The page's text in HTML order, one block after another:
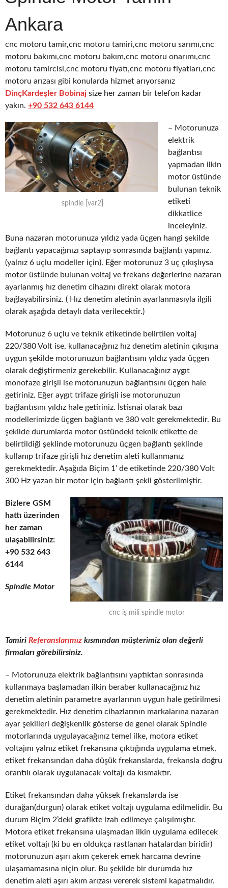
Ankara
cnc motoru tamir,cnc motoru tamiri,cnc motoru sarımı,cnc
motoru bakımı,cnc motoru bakım,cnc motoru onarımı,cnc
motoru tamircisi,cnc motoru fiyatı,cnc motoru fiyatları,cnc
motoru arızası gibi konularda hizmet arıyorsanız
DinçKardeşler Bobinaj size her zaman bir telefon kadar
yakın. +90 532 643 6144
spindle [var2]
– Motorunuza
elektrik
bağlantısı
yapmadan ilkin
motor üstünde
bulunan teknik
etiketi
dikkatlice
inceleyiniz.
Buna nazaran motorunuza yıldız yada üçgen hangi şekilde
bağlantı yapacağınızı saptayıp sonrasında bağlantı yapınız.
(yalnız 6 uçlu modeller için). Eğer motorunuz 3 uç çıkışlıysa
motor üstünde bulunan voltaj ve frekans değerlerine nazaran
ayarlanmış hız denetim cihazını direkt olarak motora
bağlayabilirsiniz. ( Hız denetim aletinin ayarlanmasıyla ilgili
olarak aşağıda detaylı data verilecektir.)
Motorunuz 6 uçlu ve teknik etiketinde belirtilen voltaj
220/380 Volt ise, kullanacağınız hız denetim aletinin çıkışına
uygun şekilde motorunuzun bağlantısını yıldız yada üçgen
olarak değiştirmeniz gerekebilir. Kullanacağınız aygıt
monofaze girişli ise motorunuzun bağlantısını üçgen hale
getiriniz. Eğer aygıt trifaze girişli ise motorunuzun
bağlantısını yıldız hale getiriniz. İstisnai olarak bazı
modellerimizde üçgen bağlantı ve 380 volt gerekmektedir. Bu
şekilde durumlarda motor üstündeki teknik etikette de
belirtildiği şeklinde motorunuzu üçgen bağlantı şeklinde
kullanıp trifaze girişli hız denetim aleti kullanmanız
gerekmektedir. Aşağıda Biçim 1’ de etiketinde 220/380 Volt
300 Hz yazan bir motor için bağlantı şekli gösterilmiştir.
cnc iş mili spindle motor
Bizlere GSM
hattı üzerinden
her zaman
ulaşabilirsiniz:
+90 532 643
6144
Spindle Motor
Tamiri Referanslarımız kısmından müşterimiz olan değerli
firmaları görebilirsiniz.
– Motorunuza elektrik bağlantısını yaptıktan sonrasında
kullanmaya başlamadan ilkin beraber kullanacağınız hız
denetim aletinin parametre ayarlarının uygun hale getirilmesi
gerekmektedir. Hız denetim cihazlarının markalarına nazaran
ayar şekilleri değişkenlik gösterse de genel olarak Spindle
motorlarında uygulayacağınız temel ilke, motora etiket
voltajını yalnız etiket frekansına çıktığında uygulama etmek,
etiket frekansından daha düşük frekanslarda, frekansla doğru
orantılı olarak uygulanacak voltajı da kısmaktır.
Etiket frekansından daha yüksek frekanslarda ise
durağan(durgun) olarak etiket voltajı uygulama edilmelidir. Bu
durum Biçim 2’deki grafikte izah edilmeye çalışılmıştır.
Motora etiket frekansına ulaşmadan ilkin uygulama edilecek
etiket voltajı (ki bu en oldukça rastlanan hatalardan biridir)
motorunuzun aşırı akım çekerek emek harcama devrine
ulaşamamasına niçin olur. Bu şekilde bir durumda hız
denetim aleti aşırı akım arızası vererek sistemi kapatmalıdır.